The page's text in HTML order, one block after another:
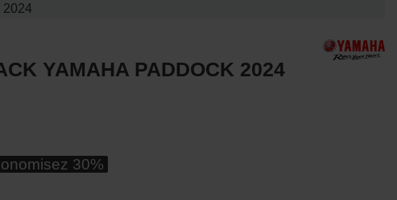
2024
YAMAHA PADDOCK 2024
30%